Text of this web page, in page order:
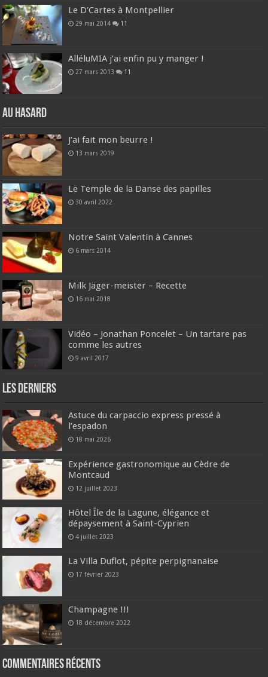
Le D’Cartes à Montpellier
29 mai 2014 11
AlléluMIA j’ai enfin pu y manger !
27 mars 2013 11
Au hasard
J’ai fait mon beurre !
13 mars 2019
Le Temple de la Danse des papilles
30 avril 2022
Notre Saint Valentin à Cannes
6 mars 2014
Milk Jäger-meister – Recette
16 mai 2018
Vidéo – Jonathan Poncelet – Un tartare pas
comme les autres
9 avril 2017
Les derniers
Astuce du carpaccio express pressé à
l’espadon
18 mai 2026
Expérience gastronomique au Cèdre de
Montcaud
12 juillet 2023
Hôtel Île de la Lagune, élégance et
dépaysement à Saint-Cyprien
4 juillet 2023
La Villa Duflot, pépite perpignanaise
17 février 2023
Champagne !!!
18 décembre 2022
Commentaires récents